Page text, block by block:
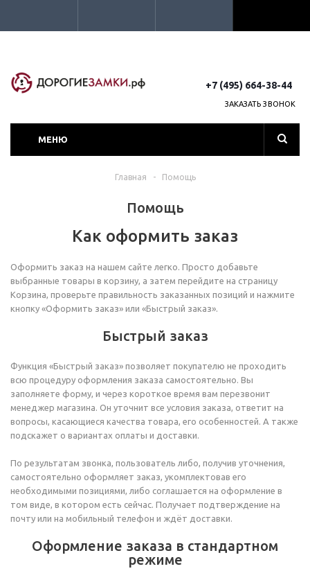
+7 (495) 664-38-44
ЗАКАЗАТЬ ЗВОНОК
МЕНЮ
Главная - Помощь
Помощь
Как оформить заказ
Оформить заказ на нашем сайте легко. Просто добавьте
выбранные товары в корзину, а затем перейдите на страницу
Корзина, проверьте правильность заказанных позиций и нажмите
кнопку «Оформить заказ» или «Быстрый заказ».
Быстрый заказ
Функция «Быстрый заказ» позволяет покупателю не проходить
всю процедуру оформления заказа самостоятельно. Вы
заполняете форму, и через короткое время вам перезвонит
менеджер магазина. Он уточнит все условия заказа, ответит на
вопросы, касающиеся качества товара, его особенностей. А также
подскажет о вариантах оплаты и доставки.
По результатам звонка, пользователь либо, получив уточнения,
самостоятельно оформляет заказ, укомплектовав его
необходимыми позициями, либо соглашается на оформление в
том виде, в котором есть сейчас. Получает подтверждение на
почту или на мобильный телефон и ждёт доставки.
Оформление заказа в стандартном
режиме